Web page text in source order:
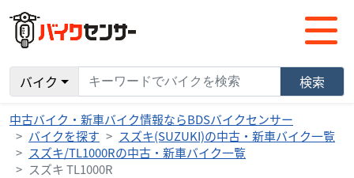
バイク 検索
中古バイク・新車バイク情報ならBDSバイクセンサー
バイクを探す
スズキ(SUZUKI)の中古・新車バイク一覧
スズキ/TL1000Rの中古・新車バイク一覧
スズキ TL1000R